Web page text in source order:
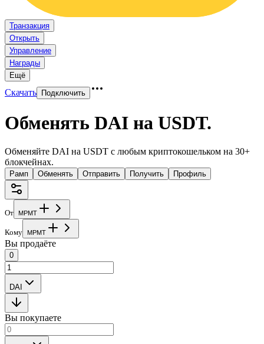
Транзакция
Открыть
Управление
Награды
Ещё
Скачать Подключить
Обменять DAI на USDT.
Обменяйте DAI на USDT с любым криптокошельком на 30+
блокчейнах.
Рамп Обменять Отправить Получить Профиль
От MPMT
Кому MPMT
Вы продаёте
0
DAI
Вы покупаете